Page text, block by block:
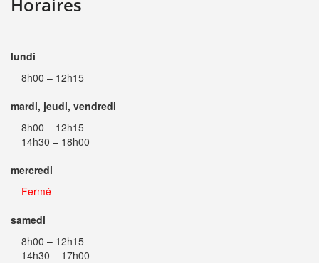
lundi
8h00 – 12h15
mardi, jeudi, vendredi
8h00 – 12h15
14h30 – 18h00
mercredi
Fermé
samedi
8h00 – 12h15
14h30 – 17h00